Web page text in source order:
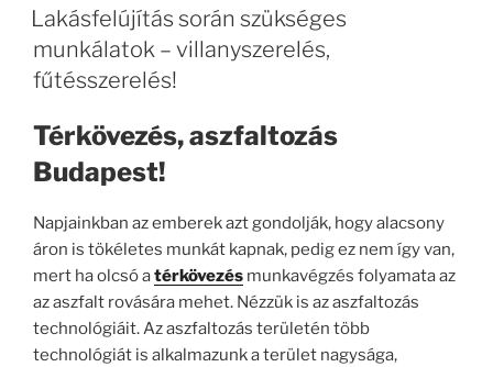
Lakásfelújítás során szükséges
munkálatok – villanyszerelés,
fűtésszerelés!
Térkövezés, aszfaltozás
Budapest!
Napjainkban az emberek azt gondolják, hogy alacsony
áron is tökéletes munkát kapnak, pedig ez nem így van,
mert ha olcsó atérkövezés munkavégzés folyamata az
az aszfalt rovására mehet. Nézzük is az aszfaltozás
technológiáit. Az aszfaltozás területén több
technológiát is alkalmazunk a terület nagysága,